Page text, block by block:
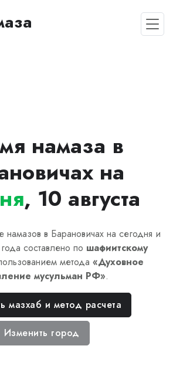
намаза в
на
, 10 августа
намазов в Барановичах на сегодня и
составлено по шафиитскому
метода «Духовное
мусульман РФ».
мазхаб и метод расчета
Изменить город